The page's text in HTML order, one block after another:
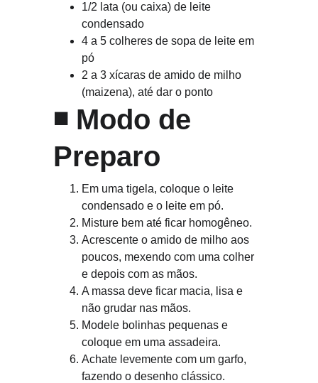
1/2 lata (ou caixa) de leite
condensado
4 a 5 colheres de sopa de leite em
pó
2 a 3 xícaras de amido de milho
(maizena), até dar o ponto
◾ Modo de
Preparo
Em uma tigela, coloque o leite
condensado e o leite em pó.
Misture bem até ficar homogêneo.
Acrescente o amido de milho aos
poucos, mexendo com uma colher
e depois com as mãos.
A massa deve ficar macia, lisa e
não grudar nas mãos.
Modele bolinhas pequenas e
coloque em uma assadeira.
Achate levemente com um garfo,
fazendo o desenho clássico.